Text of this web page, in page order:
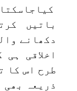
باتیں
دکھانے
اخلاقی
طرح اس کا
ذریعہ بھی